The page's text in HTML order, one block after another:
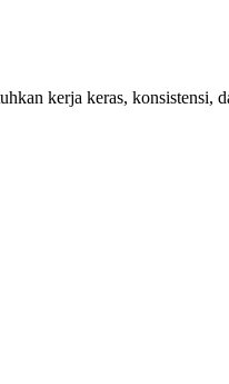
kerja keras, konsistensi,